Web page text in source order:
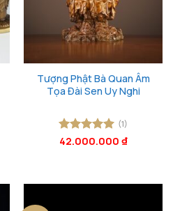
Tượng Phật Bà Quan Âm
Tọa Đài Sen Uy Nghi
Được xếp
(1)
42.000.000 ₫